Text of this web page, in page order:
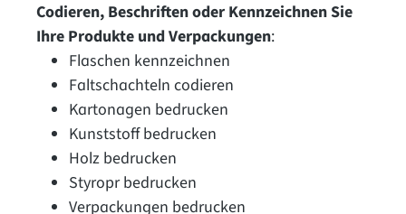
Codieren, Beschriften oder Kennzeichnen Sie
Ihre Produkte und Verpackungen:
Flaschen kennzeichnen
Faltschachteln codieren
Kartonagen bedrucken
Kunststoff bedrucken
Holz bedrucken
Styropr bedrucken
Verpackungen bedrucken